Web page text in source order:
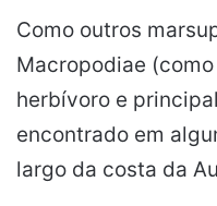
Como outros
Macropodiae
herbívoro e
encontrado em
largo da costa da